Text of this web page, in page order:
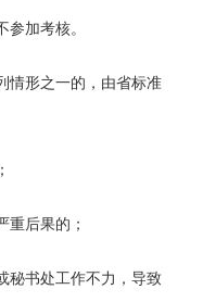
参加考核。
形之一的，由省标准
重后果的；
秘书处工作不力，导致